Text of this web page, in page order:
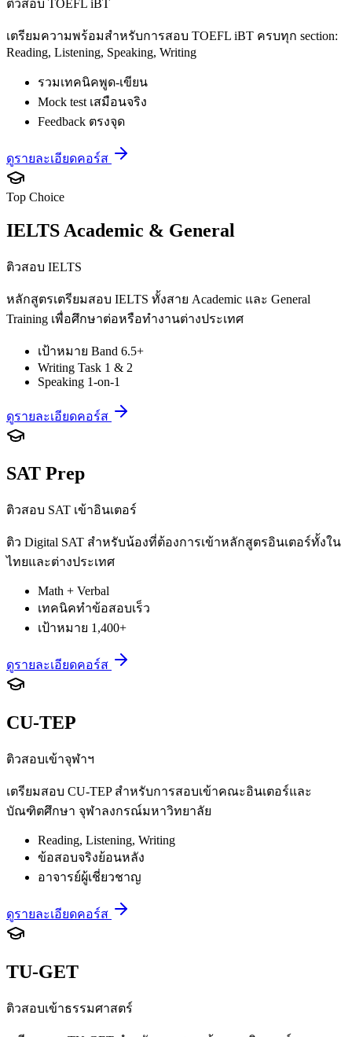
ติวสอบ TOEFL iBT
เตรียมความพร้อมสำหรับการสอบ TOEFL iBT ครบทุก section:
Reading, Listening, Speaking, Writing
รวมเทคนิคพูด-เขียน
Mock test เสมือนจริง
Feedback ตรงจุด
ดูรายละเอียดคอร์ส
Top Choice
IELTS Academic & General
ติวสอบ IELTS
หลักสูตรเตรียมสอบ IELTS ทั้งสาย Academic และ General
Training เพื่อศึกษาต่อหรือทำงานต่างประเทศ
เป้าหมาย Band 6.5+
Writing Task 1 & 2
Speaking 1-on-1
ดูรายละเอียดคอร์ส
SAT Prep
ติวสอบ SAT เข้าอินเตอร์
ติว Digital SAT สำหรับน้องที่ต้องการเข้าหลักสูตรอินเตอร์ทั้งใน
ไทยและต่างประเทศ
Math + Verbal
เทคนิคทำข้อสอบเร็ว
เป้าหมาย 1,400+
ดูรายละเอียดคอร์ส
CU-TEP
ติวสอบเข้าจุฬาฯ
เตรียมสอบ CU-TEP สำหรับการสอบเข้าคณะอินเตอร์และ
บัณฑิตศึกษา จุฬาลงกรณ์มหาวิทยาลัย
Reading, Listening, Writing
ข้อสอบจริงย้อนหลัง
อาจารย์ผู้เชี่ยวชาญ
ดูรายละเอียดคอร์ส
TU-GET
ติวสอบเข้าธรรมศาสตร์